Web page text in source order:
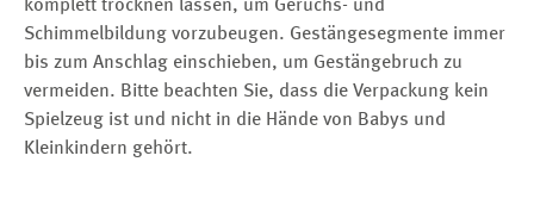
komplett trocknen lassen, um Geruchs- und
Schimmelbildung vorzubeugen. Gestängesegmente immer
bis zum Anschlag einschieben, um Gestängebruch zu
vermeiden. Bitte beachten Sie, dass die Verpackung kein
Spielzeug ist und nicht in die Hände von Babys und
Kleinkindern gehört.